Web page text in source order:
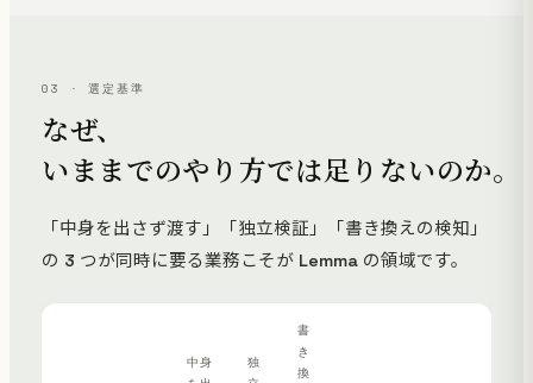
03 · 選定基準
なぜ、
いままでのやり方では足りないのか。
「中身を出さず渡す」「独立検証」「書き換えの検知」
の 3 つが同時に要る業務こそが Lemma の領域です。
中身
独
書
き
換